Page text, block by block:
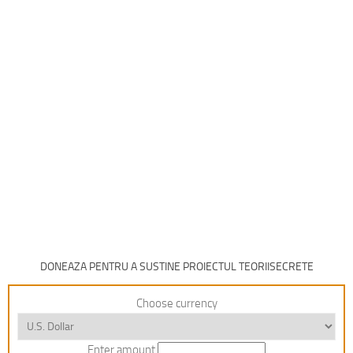
DONEAZA PENTRU A SUSTINE PROIECTUL TEORIISECRETE
Choose currency
Enter amount